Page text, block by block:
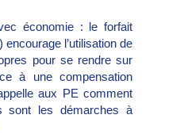
économie : le forfait
l’utilisation de
pour se rendre sur
à une compensation
aux PE comment
sont les démarches à